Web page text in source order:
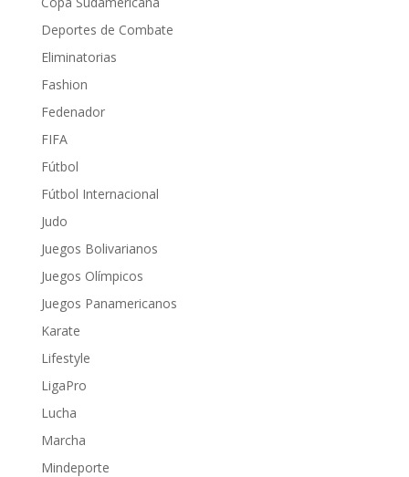
Deportes de Combate
Eliminatorias
Fashion
Fedenador
FIFA
Fútbol
Fútbol Internacional
Judo
Juegos Bolivarianos
Juegos Olímpicos
Juegos Panamericanos
Karate
Lifestyle
LigaPro
Lucha
Marcha
Mindeporte